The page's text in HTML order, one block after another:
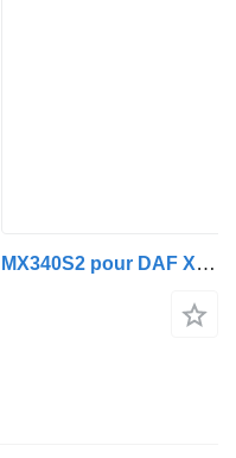
Moteur DAF Paccar MX 340 S2 MX340S2 pour DAF XF 105, CF 85